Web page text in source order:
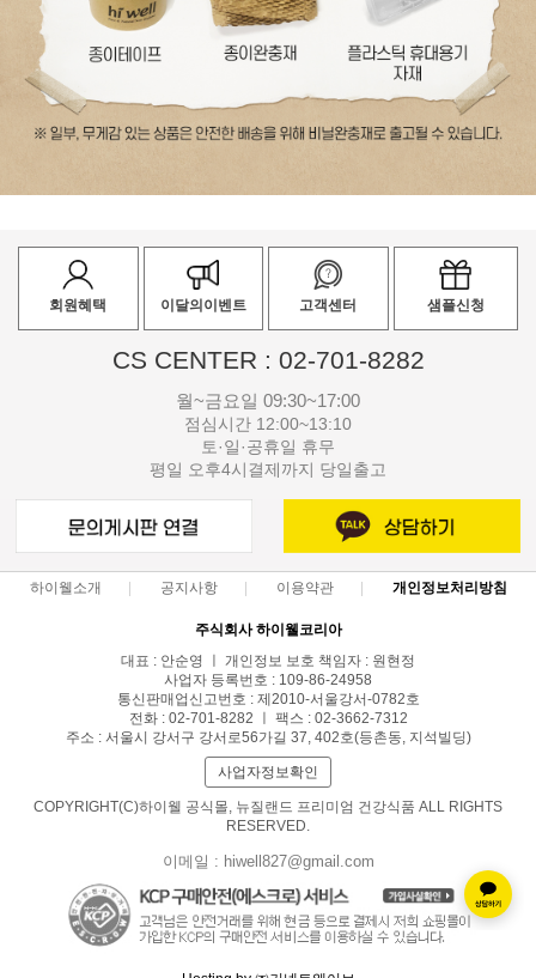
회원혜택 이달의이벤트 고객센터 샘플신청
CS CENTER : 02-701-8282
월~금요일 09:30~17:00
점심시간 12:00~13:10
토·일·공휴일 휴무
평일 오후4시결제까지 당일출고
하이웰소개 공지사항 이용약관 개인정보처리방침
주식회사 하이웰코리아
대표 : 안순영 ㅣ 개인정보 보호 책임자 : 원현정
사업자 등록번호 : 109-86-24958
통신판매업신고번호 : 제2010-서울강서-0782호
전화 : 02-701-8282 ㅣ 팩스 : 02-3662-7312
주소 : 서울시 강서구 강서로56가길 37, 402호(등촌동, 지석빌딩)
사업자정보확인
COPYRIGHT(C)하이웰 공식몰, 뉴질랜드 프리미엄 건강식품 ALL RIGHTS
RESERVED.
이메일 : hiwell827@gmail.com